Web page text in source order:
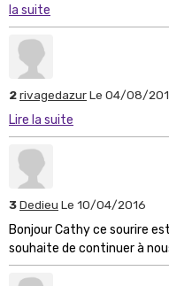
la suite
2rivagedazurLe 04/08/
Lire la suite
3Dedieu Le 10/04/2016
Bonjour Cathy ce sourire
souhaite de continuer à